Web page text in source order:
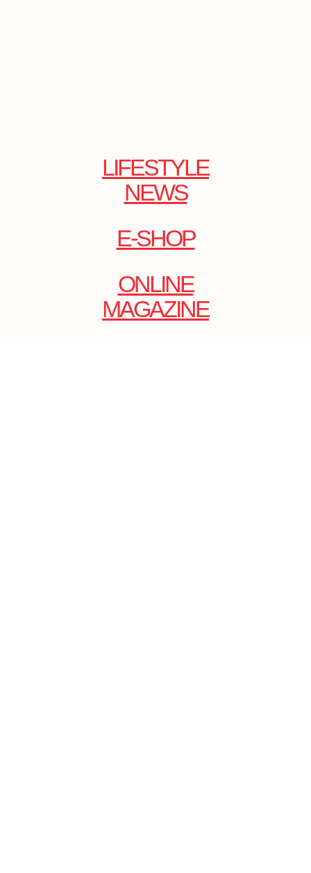
LIFESTYLE
NEWS
E-SHOP
ONLINE
MAGAZINE